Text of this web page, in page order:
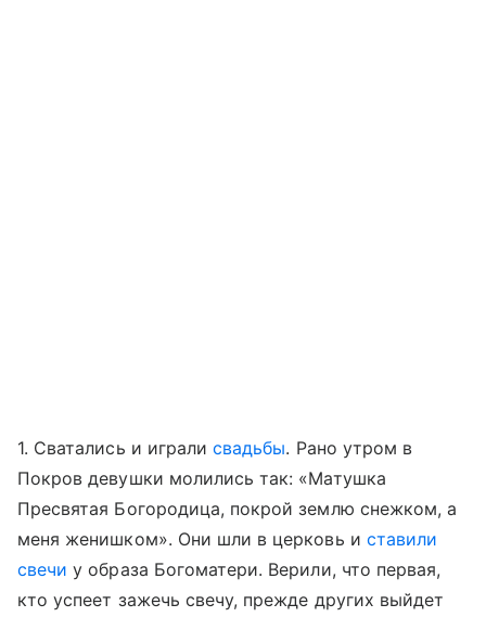
1. Сватались и игралисвадьбы. Рано утром в
Покров девушки молились так: «Матушка
Пресвятая Богородица, покрой землю снежком, а
меня женишком». Они шли в церковь и ставили
свечи у образа Богоматери. Верили, что первая,
кто успеет зажечь свечу, прежде других выйдет